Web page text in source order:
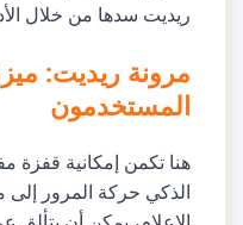
ريديت سدها من خلال
مرونة ريديت:
المستخدمون
هنا تكمن إمكانية قفزة
الذكي حركة المرور إلى